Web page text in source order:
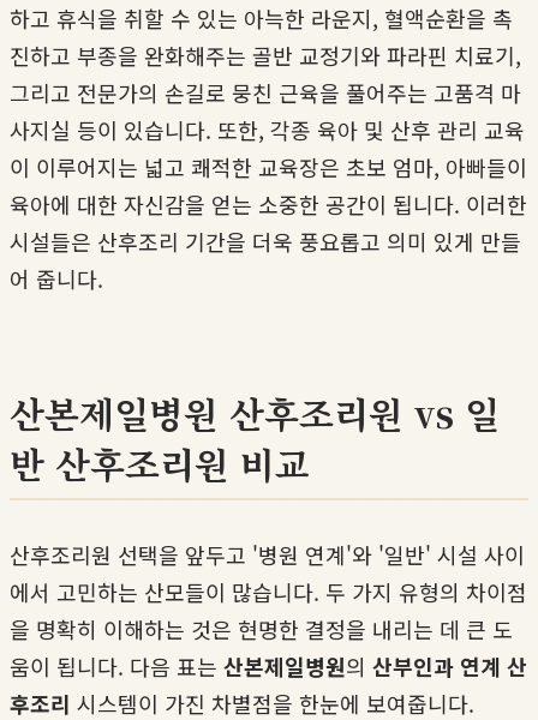
하고 휴식을 취할 수 있는 아늑한 라운지, 혈액순환을 촉
진하고 부종을 완화해주는 골반 교정기와 파라핀 치료기,
그리고 전문가의 손길로 뭉친 근육을 풀어주는 고품격 마
사지실 등이 있습니다. 또한, 각종 육아 및 산후 관리 교육
이 이루어지는 넓고 쾌적한 교육장은 초보 엄마, 아빠들이
육아에 대한 자신감을 얻는 소중한 공간이 됩니다. 이러한
시설들은 산후조리 기간을 더욱 풍요롭고 의미 있게 만들
어 줍니다.
산본제일병원 산후조리원 vs 일
반 산후조리원 비교
산후조리원 선택을 앞두고 '병원 연계'와 '일반' 시설 사이
에서 고민하는 산모들이 많습니다. 두 가지 유형의 차이점
을 명확히 이해하는 것은 현명한 결정을 내리는 데 큰 도
움이 됩니다. 다음 표는 산본제일병원의 산부인과 연계 산
후조리 시스템이 가진 차별점을 한눈에 보여줍니다.